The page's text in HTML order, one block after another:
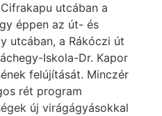
utcában a
éppen az út- és
utcában, a Rákóczi út
Iskola-Dr. Kapor
felújítását. Minczér
rét program
új virágágyásokkal